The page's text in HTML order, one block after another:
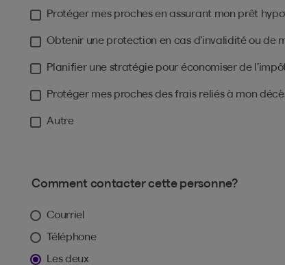
Protéger mes proches en assurant mon prêt
Obtenir une protection en cas d’invalidité ou de
Planifier une stratégie pour économiser de
Protéger mes proches des frais reliés à mon
Autre
Comment contacter cette personne?
Courriel
Téléphone
Les deux